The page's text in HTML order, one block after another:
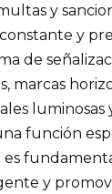
y
y
de
marcas
luminosas
función
y